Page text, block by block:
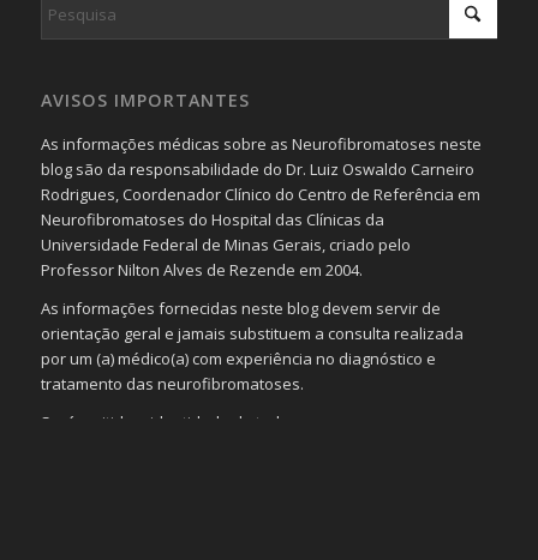
AVISOS IMPORTANTES
As informações médicas sobre as Neurofibromatoses neste
blog são da responsabilidade do Dr. Luiz Oswaldo Carneiro
Rodrigues, Coordenador Clínico do Centro de Referência em
Neurofibromatoses do Hospital das Clínicas da
Universidade Federal de Minas Gerais, criado pelo
Professor Nilton Alves de Rezende em 2004.
As informações fornecidas neste blog devem servir de
orientação geral e jamais substituem a consulta realizada
por um (a) médico(a) com experiência no diagnóstico e
tratamento das neurofibromatoses.
Será omitida a identidade de todas as pessoas que